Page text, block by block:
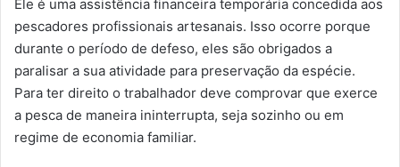
Ele é uma assistência financeira temporária concedida aos
pescadores profissionais artesanais. Isso ocorre porque
durante o período de defeso, eles são obrigados a
paralisar a sua atividade para preservação da espécie.
Para ter direito o trabalhador deve comprovar que exerce
a pesca de maneira ininterrupta, seja sozinho ou em
regime de economia familiar.